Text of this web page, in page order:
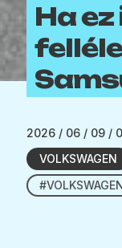
Ha
2026 / 06 / 09 /
VOLKSWAGEN